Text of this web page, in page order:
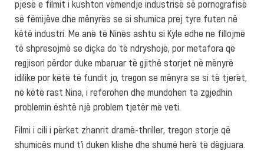
pjesë e filmit i kushton vëmendje industrisë së pornografisë
së fëmijëve dhe mënyrës se si shumica prej tyre futen në
këtë industri. Me anë të Ninës ashtu si Kyle edhe ne fillojmë
të shpresojmë se diçka do të ndryshojë, por metafora që
regjisori përdor duke mbaruar të gjithë storjet në mënyrë
idilike por këtë të fundit jo, tregon se mënyra se si të tjerët,
në këtë rast Nina, i referohen dhe mundohen ta zgjedhin
problemin është një problem tjetër më veti.
Filmi i cili i përket zhanrit dramë-thriller, tregon storje që
shumicës mund t’i duken klishe dhe shumë herë të dëgjuara.